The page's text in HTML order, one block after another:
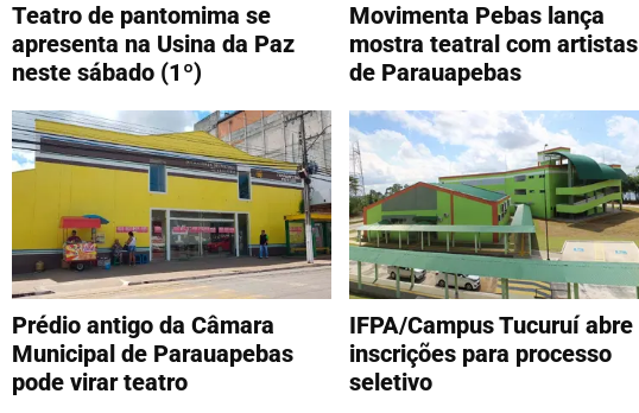
Teatro de pantomima se
apresenta na Usina da Paz
neste sábado (1º)
Movimenta Pebas lança
mostra teatral com artistas
de Parauapebas
Prédio antigo da Câmara
Municipal de Parauapebas
pode virar teatro
IFPA/Campus Tucuruí abre
inscrições para processo
seletivo